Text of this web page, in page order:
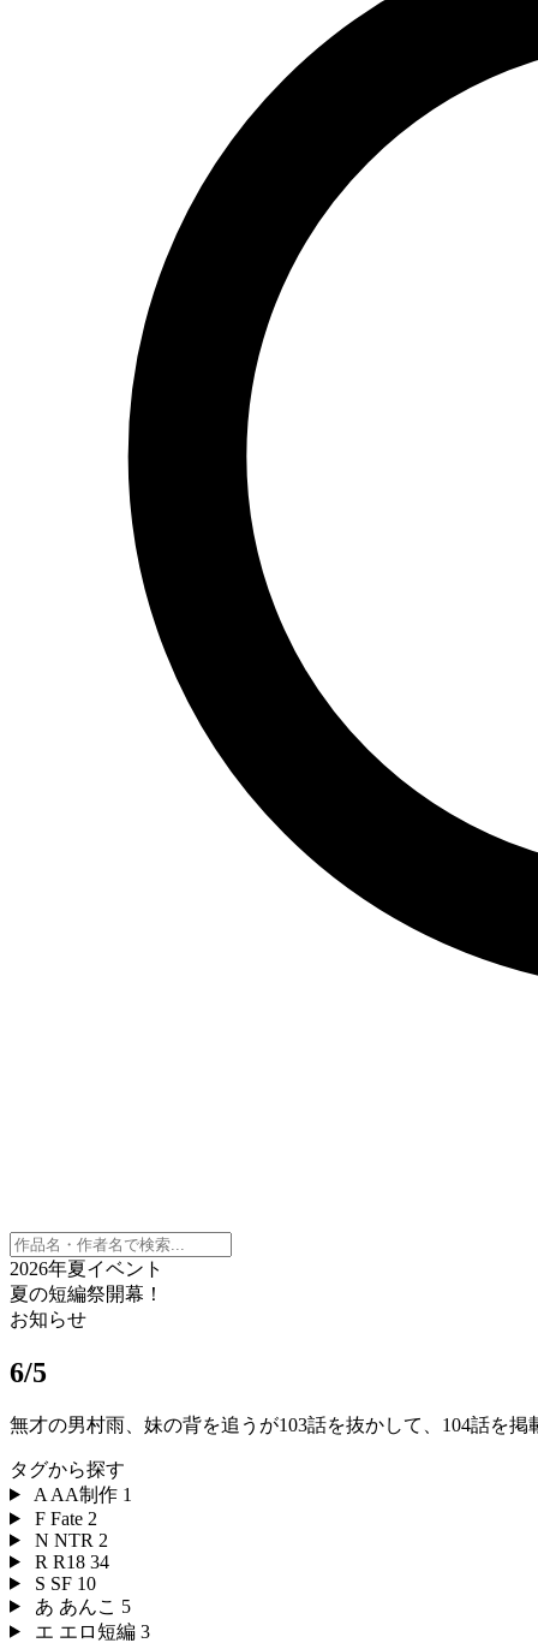
2026年夏イベント
夏の短編祭開幕！
お知らせ
6/5
無才の男村雨、妹の背を追うが103話を抜かして、104話を
タグから探す
A AA制作 1
F Fate 2
N NTR 2
R R18 34
S SF 10
あ あんこ 5
エ エロ短編 3